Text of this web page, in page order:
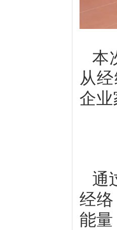
本
从
企
通
经
能量